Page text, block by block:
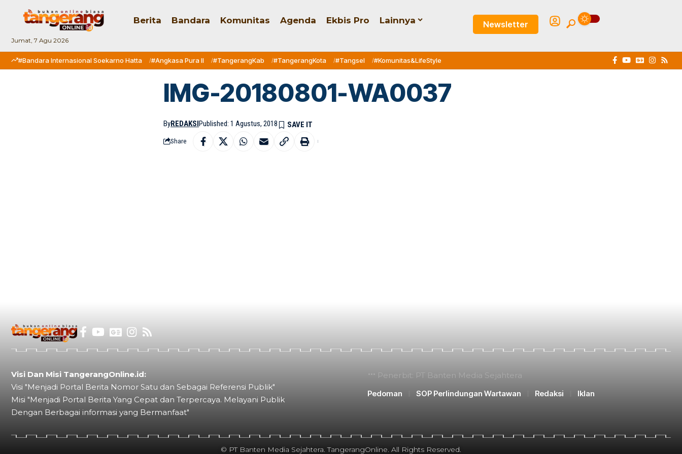
Jumat, 7 Agu 2026
Berita Bandara Komunitas Agenda Ekbis Pro Lainnya Newsletter
#Bandara Internasional Soekarno Hatta #Angkasa Pura II #TangerangKab #TangerangKota #Tangsel #Komunitas&LifeStyle
IMG-20180801-WA0037
ByREDAKSIPublished: 1 Agustus, 2018
Share
Visi Dan Misi TangerangOnline.id:
Visi "Menjadi Portal Berita Nomor Satu dan Sebagai Referensi Publik"
Misi "Menjadi Portal Berita Yang Cepat dan Terpercaya. Melayani Publik
Dengan Berbagai informasi yang Bermanfaat"
Penerbit: PT Banten Media Sejahtera
Pedoman
SOP Perlindungan Wartawan Redaksi Iklan
© PT Banten Media Sejahtera. TangerangOnline. All Rights Reserved.